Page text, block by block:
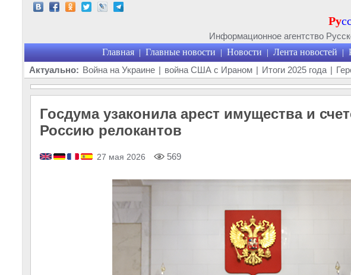
Ру
Информационное агентство
Главная | Главные новости | Новости | Лента новостей |
Актуально: Война на Украине | война США с Ираном | Итоги 2025 года |
Госдума узаконила арест имущества и
Россию релокантов
27 мая 2026 569